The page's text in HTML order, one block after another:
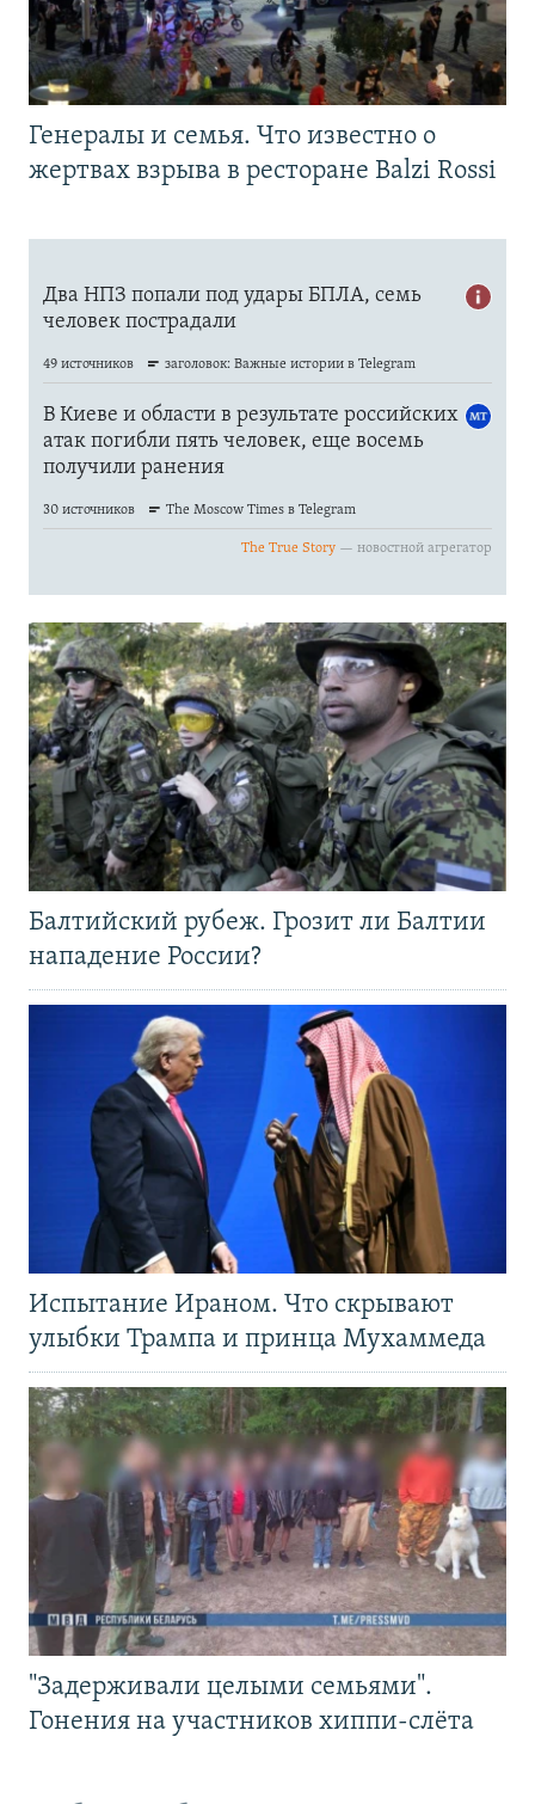
Генералы и семья. Что известно о
жертвах взрыва в ресторане Balzi Rossi
Балтийский рубеж. Грозит ли Балтии
нападение России?
Испытание Ираном. Что скрывают
улыбки Трампа и принца Мухаммеда
"Задерживали целыми семьями".
Гонения на участников хиппи-слёта